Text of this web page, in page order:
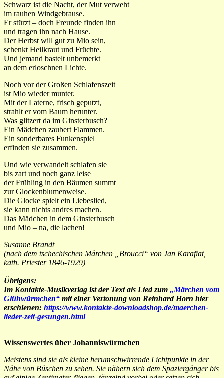
Schwarz ist die Nacht, der Mut verweht
im rauhen Windgebrause.
Er stürzt – doch Freunde finden ihn
und tragen ihn nach Hause.
Der Herbst will gut zu Mio sein,
schenkt Heilkraut und Früchte.
Und jemand bastelt unbemerkt
an dem erloschnen Lichte.
Noch vor der Großen Schlafenszeit
ist Mio wieder munter.
Mit der Laterne, frisch geputzt,
strahlt er vom Baum herunter.
Was glitzert da im Ginsterbusch?
Ein Mädchen zaubert Flammen.
Ein sonderbares Funkenspiel
erfinden sie zusammen.
Und wie verwandelt schlafen sie
bis zart und noch ganz leise
der Frühling in den Bäumen summt
zur Glockenblumenweise.
Die Glocke spielt ein Liebeslied,
sie kann nichts andres machen.
Das Mädchen in dem Ginsterbusch
und Mio – na, die lachen!
Susanne Brandt
(nach dem tschechischen Märchen „Broucci“ von Jan Karafiat,
kath. Priester 1846-1929)
Übrigens:
Im Kontakte-Musikverlag ist der Text als Lied zum „Märchen vom
Glühwürmchen“ mit einer Vertonung von Reinhard Horn hier
erschienen: https://www.kontakte-downloadshop.de/maerchen-
lieder-zeit-gesungen.html
Wissenswertes über Johanniswürmchen
Meistens sind sie als kleine herumschwirrende Lichtpunkte in der
Nähe von Büschen zu sehen. Sie nähern sich dem Spaziergänger bis